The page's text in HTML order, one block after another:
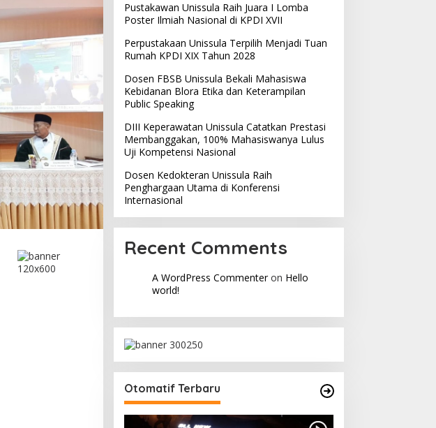
Pustakawan Unissula Raih Juara I Lomba
Poster Ilmiah Nasional di KPDI XVII
Perpustakaan Unissula Terpilih Menjadi Tuan
Rumah KPDI XIX Tahun 2028
Dosen FBSB Unissula Bekali Mahasiswa
Kebidanan Blora Etika dan Keterampilan
Public Speaking
DIII Keperawatan Unissula Catatkan Prestasi
Membanggakan, 100% Mahasiswanya Lulus
Uji Kompetensi Nasional
Dosen Kedokteran Unissula Raih
Penghargaan Utama di Konferensi
Internasional
Recent Comments
A WordPress Commenteron Hello
world!
Otomatif Terbaru